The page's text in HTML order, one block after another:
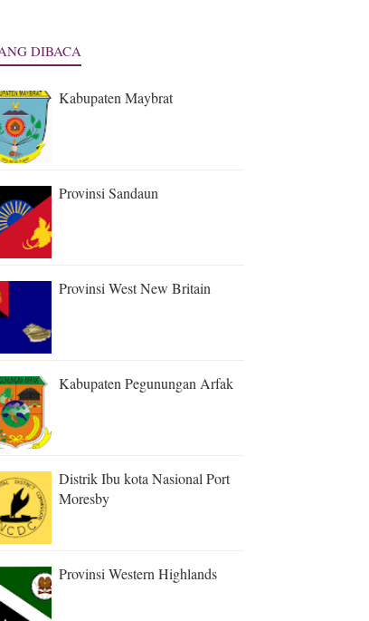
DIBACA
Kabupaten Maybrat
Provinsi Sandaun
Provinsi West New Britain
Kabupaten Pegunungan Arfak
Distrik Ibu kota Nasional Port
Moresby
Provinsi Western Highlands